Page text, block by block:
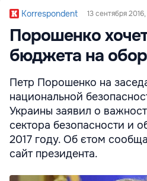
Korrespondent 13 сентября
Порошенко
бюджета на
Петр Порошенко на
национальной
Украины заявил о
сектора безопасности и
2017 году. Об єтом
сайт президента.